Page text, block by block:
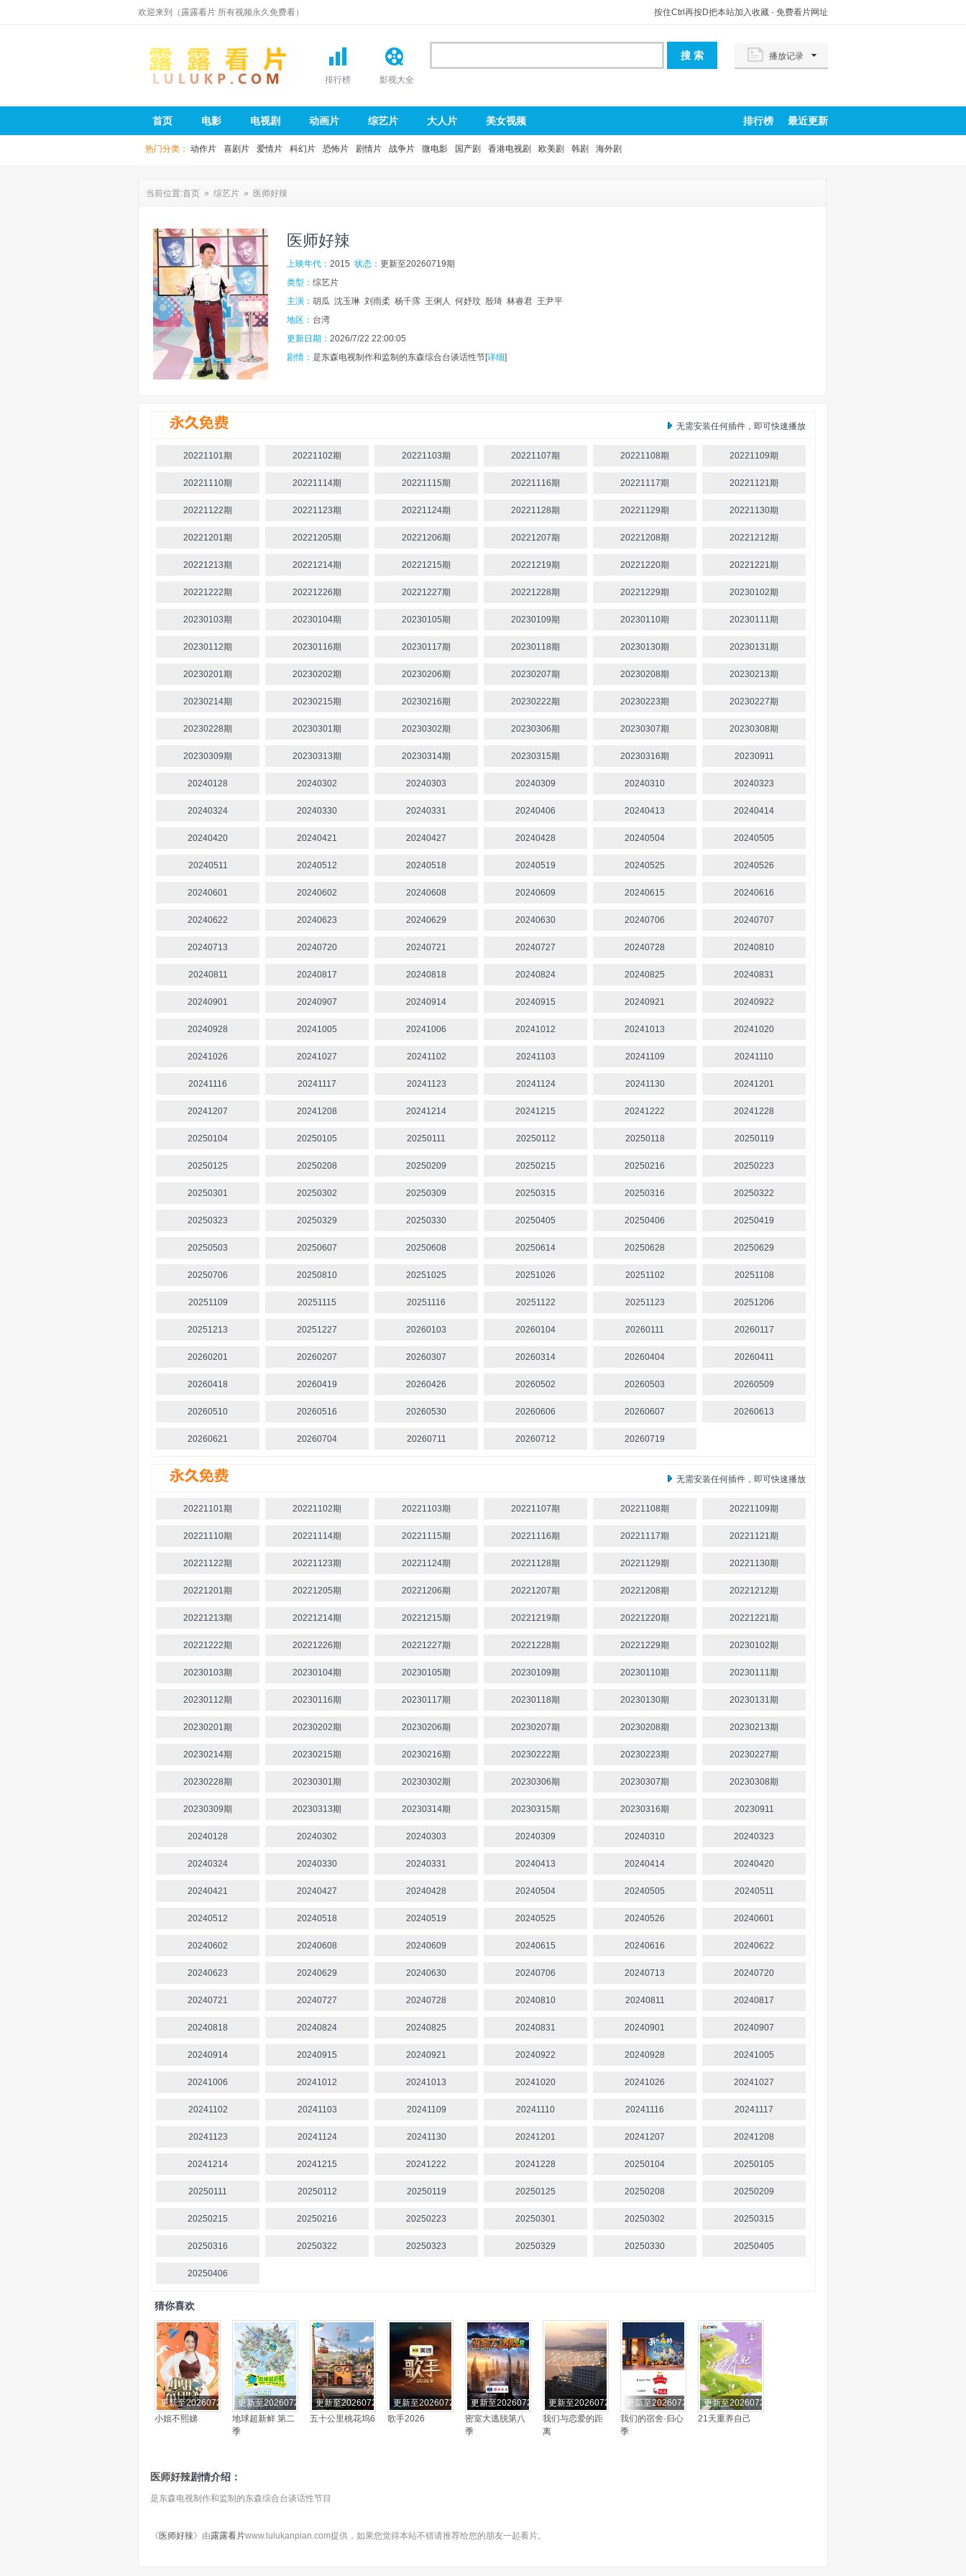
欢迎来到（露露看片 所有视频永久免费看） 按住Ctrl再按D把本站加入收藏 - 免费看片网址
排行榜 影视大全
播放记录
首页 电影 电视剧 动画片 综艺片 大人片 美女视频 排行榜 最近更新
热门分类： 动作片 喜剧片 爱情片 科幻片 恐怖片 剧情片 战争片 微电影 国产剧 香港电视剧 欧美剧 韩剧 海外剧
当前位置:首页 » 综艺片 » 医师好辣
医师好辣
上映年代： 2015 状态： 更新至20260719期
类型： 综艺片
主演： 胡瓜 沈玉琳 刘雨柔 杨千霈 王俐人 何妤玟 殷琦 林睿君 王尹平
地区： 台湾
更新日期： 2026/7/22 22:00:05
剧情： 是东森电视制作和监制的东森综合台谈话性节[详细]
无需安装任何插件，即可快速播放
20221101期 20221102期 20221103期 20221107期 20221108期 20221109期
20221110期 20221114期 20221115期 20221116期 20221117期 20221121期
20221122期 20221123期 20221124期 20221128期 20221129期 20221130期
20221201期 20221205期 20221206期 20221207期 20221208期 20221212期
20221213期 20221214期 20221215期 20221219期 20221220期 20221221期
20221222期 20221226期 20221227期 20221228期 20221229期 20230102期
20230103期 20230104期 20230105期 20230109期 20230110期 20230111期
20230112期 20230116期 20230117期 20230118期 20230130期 20230131期
20230201期 20230202期 20230206期 20230207期 20230208期 20230213期
20230214期 20230215期 20230216期 20230222期 20230223期 20230227期
20230228期 20230301期 20230302期 20230306期 20230307期 20230308期
20230309期 20230313期 20230314期 20230315期 20230316期 20230911
20240128 20240302 20240303 20240309 20240310 20240323
20240324 20240330 20240331 20240406 20240413 20240414
20240420 20240421 20240427 20240428 20240504 20240505
20240511 20240512 20240518 20240519 20240525 20240526
20240601 20240602 20240608 20240609 20240615 20240616
20240622 20240623 20240629 20240630 20240706 20240707
20240713 20240720 20240721 20240727 20240728 20240810
20240811 20240817 20240818 20240824 20240825 20240831
20240901 20240907 20240914 20240915 20240921 20240922
20240928 20241005 20241006 20241012 20241013 20241020
20241026 20241027 20241102 20241103 20241109 20241110
20241116 20241117 20241123 20241124 20241130 20241201
20241207 20241208 20241214 20241215 20241222 20241228
20250104 20250105 20250111 20250112 20250118 20250119
20250125 20250208 20250209 20250215 20250216 20250223
20250301 20250302 20250309 20250315 20250316 20250322
20250323 20250329 20250330 20250405 20250406 20250419
20250503 20250607 20250608 20250614 20250628 20250629
20250706 20250810 20251025 20251026 20251102 20251108
20251109 20251115 20251116 20251122 20251123 20251206
20251213 20251227 20260103 20260104 20260111 20260117
20260201 20260207 20260307 20260314 20260404 20260411
20260418 20260419 20260426 20260502 20260503 20260509
20260510 20260516 20260530 20260606 20260607 20260613
20260621 20260704 20260711 20260712 20260719
无需安装任何插件，即可快速播放
20221101期 20221102期 20221103期 20221107期 20221108期 20221109期
20221110期 20221114期 20221115期 20221116期 20221117期 20221121期
20221122期 20221123期 20221124期 20221128期 20221129期 20221130期
20221201期 20221205期 20221206期 20221207期 20221208期 20221212期
20221213期 20221214期 20221215期 20221219期 20221220期 20221221期
20221222期 20221226期 20221227期 20221228期 20221229期 20230102期
20230103期 20230104期 20230105期 20230109期 20230110期 20230111期
20230112期 20230116期 20230117期 20230118期 20230130期 20230131期
20230201期 20230202期 20230206期 20230207期 20230208期 20230213期
20230214期 20230215期 20230216期 20230222期 20230223期 20230227期
20230228期 20230301期 20230302期 20230306期 20230307期 20230308期
20230309期 20230313期 20230314期 20230315期 20230316期 20230911
20240128 20240302 20240303 20240309 20240310 20240323
20240324 20240330 20240331 20240413 20240414 20240420
20240421 20240427 20240428 20240504 20240505 20240511
20240512 20240518 20240519 20240525 20240526 20240601
20240602 20240608 20240609 20240615 20240616 20240622
20240623 20240629 20240630 20240706 20240713 20240720
20240721 20240727 20240728 20240810 20240811 20240817
20240818 20240824 20240825 20240831 20240901 20240907
20240914 20240915 20240921 20240922 20240928 20241005
20241006 20241012 20241013 20241020 20241026 20241027
20241102 20241103 20241109 20241110 20241116 20241117
20241123 20241124 20241130 20241201 20241207 20241208
20241214 20241215 20241222 20241228 20250104 20250105
20250111 20250112 20250119 20250125 20250208 20250209
20250215 20250216 20250223 20250301 20250302 20250315
20250316 20250322 20250323 20250329 20250330 20250405
20250406
猜你喜欢
更新至20260721期
小姐不熙娣
更新至20260722期
地球超新鲜 第二
季
更新至20260722期
五十公里桃花坞6
更新至20260722期
歌手2026
更新至20260722期
密室大逃脱第八
季
更新至20260722期
我们与恋爱的距
离
更新至20260722期
我们的宿舍·归心
季
更新至20260722期
21天重养自己
医师好辣剧情介绍：
是东森电视制作和监制的东森综合台谈话性节目
《 医师好辣》由露露看片www.lulukanpian.com提供，如果您觉得本站不错请推荐给您的朋友一起看片。